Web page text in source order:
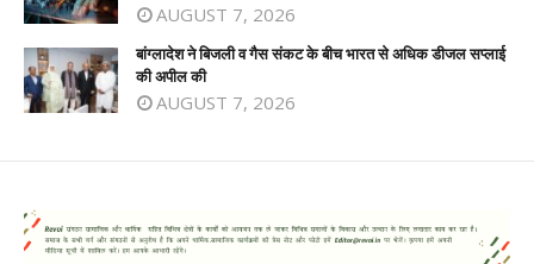
AUGUST 7, 2026
बांग्लादेश ने बिजली व गैस संकट के बीच भारत से अधिक डीजल सप्लाई
की अपील की
AUGUST 7, 2026